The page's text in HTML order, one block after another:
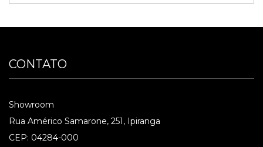
CONTATO
Showroom
Rua Américo Samarone, 251, Ipiranga
CEP: 04284-000